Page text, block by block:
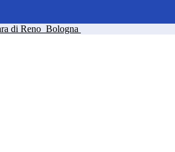
di Reno Bologna